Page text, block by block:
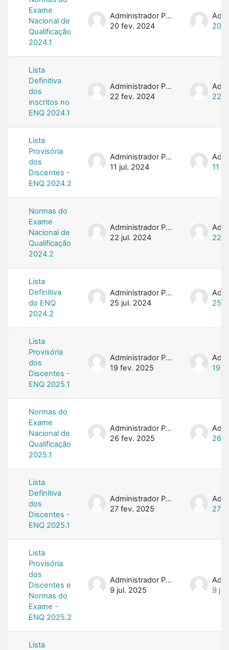
Exame
Nacional de
Qualificação
2024.1
Administrador PROFMAT
20 fev. 2024
20
Lista
Definitiva
dos
inscritos no
ENQ 2024.1
Administrador PROFMAT
22 fev. 2024
22
Lista
Provisória
dos
Discentes -
ENQ 2024.2
Administrador PROFMAT
11 jul. 2024
11
Normas do
Exame
Nacional de
Qualificação
2024.2
Administrador PROFMAT
22 jul. 2024
22
Lista
Definitiva
do ENQ
2024.2
Administrador PROFMAT
25 jul. 2024
25
Lista
Provisória
dos
Discentes -
ENQ 2025.1
Administrador PROFMAT
19 fev. 2025
19
Normas do
Exame
Nacional de
Qualificação
2025.1
Administrador PROFMAT
26 fev. 2025
26
Lista
Definitiva
dos
Discentes -
ENQ 2025.1
Administrador PROFMAT
27 fev. 2025
27
Lista
Provisória
dos
Discentes e
Normas do
Exame -
ENQ 2025.2
Administrador PROFMAT
9 jul. 2025
9
Lista